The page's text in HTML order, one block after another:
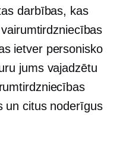
darbības, kas
ietver personisko
jums vajadzētu
un citus noderīgus